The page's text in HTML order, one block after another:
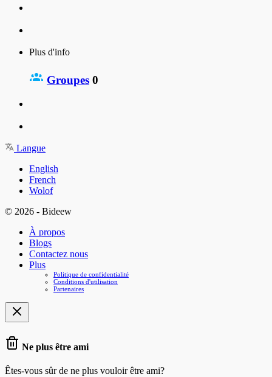
Plus d'info
Groupes 0
Langue
English
French
Wolof
© 2026 - Bideew
À propos
Blogs
Contactez nous
Plus
Politique de confidentialité
Conditions d'utilisation
Partenaires
Ne plus être ami
Êtes-vous sûr de ne plus vouloir être ami?